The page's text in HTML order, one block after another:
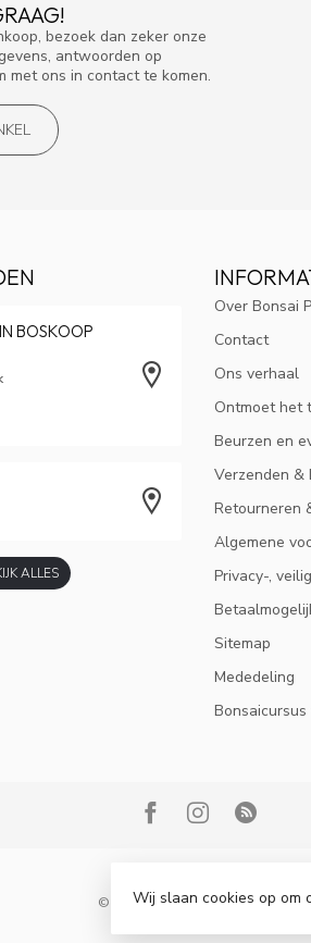
bezoek dan zeker onze
antwoorden op
met ons in contact te komen.
BOSKOOP
ALLES
Over Bonsai
Contact
Ons verhaal
Ontmoet het
Beurzen en
Verzenden &
Retourneren
Algemene
Privacy-,
Sitemap
Mededeling
© Copyright 2026 Bonsai Plaza
Wij slaan cookies op om